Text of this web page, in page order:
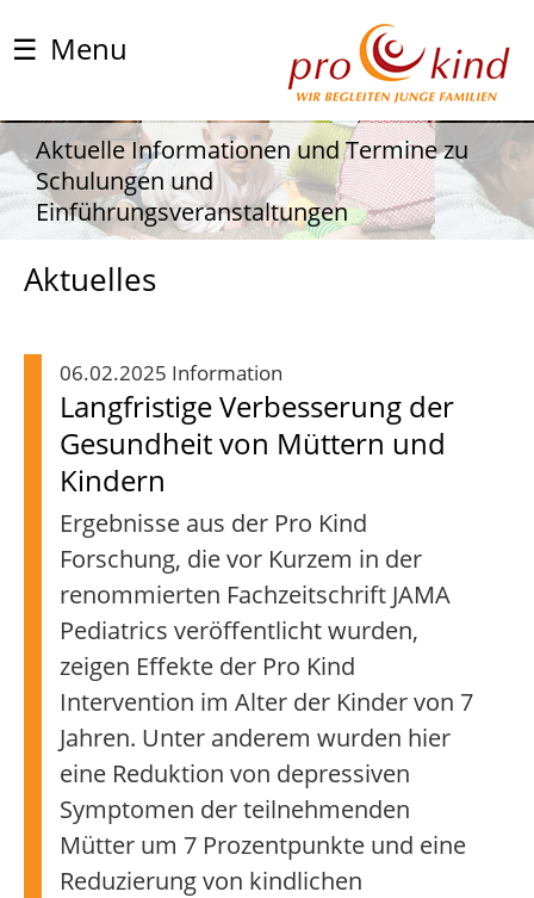
☰ Menu
Aktuelle Informationen und Termine zu
Schulungen und
Einführungsveranstaltungen
Aktuelles
06.02.2025 Information
Langfristige Verbesserung der
Gesundheit von Müttern und
Kindern
Ergebnisse aus der Pro Kind
Forschung, die vor Kurzem in der
renommierten Fachzeitschrift JAMA
Pediatrics veröffentlicht wurden,
zeigen Effekte der Pro Kind
Intervention im Alter der Kinder von 7
Jahren. Unter anderem wurden hier
eine Reduktion von depressiven
Symptomen der teilnehmenden
Mütter um 7 Prozentpunkte und eine
Reduzierung von kindlichen